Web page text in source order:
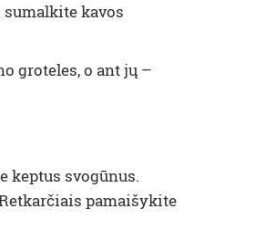
kavos
groteles, o ant jų –
keptus svogūnus.
pamaišykite